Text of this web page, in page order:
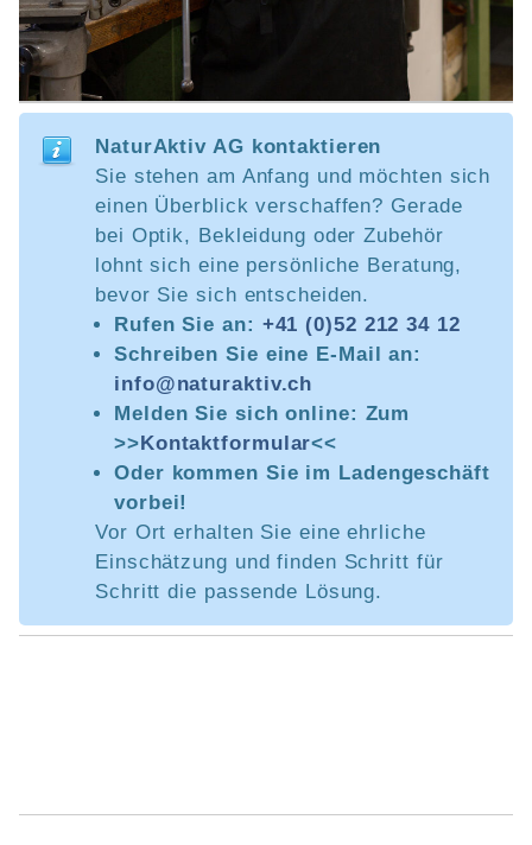
NaturAktiv AG kontaktieren
Sie stehen am Anfang und möchten sich
einen Überblick verschaffen? Gerade
bei Optik, Bekleidung oder Zubehör
lohnt sich eine persönliche Beratung,
bevor Sie sich entscheiden.
Rufen Sie an: +41 (0)52 212 34 12
Schreiben Sie eine E-Mail an:
info@naturaktiv.ch
Melden Sie sich online: Zum
>>Kontaktformular<<
Oder kommen Sie im Ladengeschäft
vorbei!
Vor Ort erhalten Sie eine ehrliche
Einschätzung und finden Schritt für
Schritt die passende Lösung.